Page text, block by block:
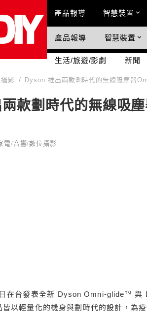
Main Menu
產品報導 智慧裝置
國際科技情報
產品報導 智慧裝置
生活/旅遊/影劇 新聞
影 Dyson 推出兩款劃時代的無線吸塵器
款劃時代的無線吸
電/音響/數位攝影
在台發表全新 Dyson Omni-glide™與
皆以輕量化的機身與劃時代的設計，為